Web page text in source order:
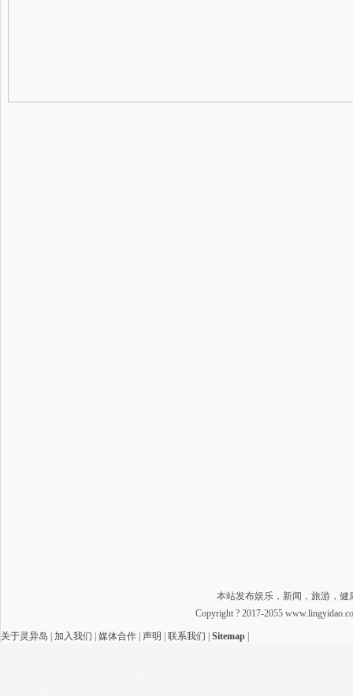
本站发布娱乐，新闻，旅游，
Copyright ? 2017-2055
关于灵异岛 加入我们 媒体合作 声明 联系我们 Sitemap